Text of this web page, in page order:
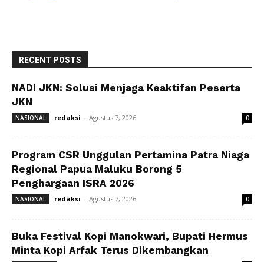
RECENT POSTS
NADI JKN: Solusi Menjaga Keaktifan Peserta
JKN
NASIONAL redaksi - Agustus 7, 2026 0
Program CSR Unggulan Pertamina Patra Niaga
Regional Papua Maluku Borong 5
Penghargaan ISRA 2026
NASIONAL redaksi - Agustus 7, 2026 0
Buka Festival Kopi Manokwari, Bupati Hermus
Minta Kopi Arfak Terus Dikembangkan